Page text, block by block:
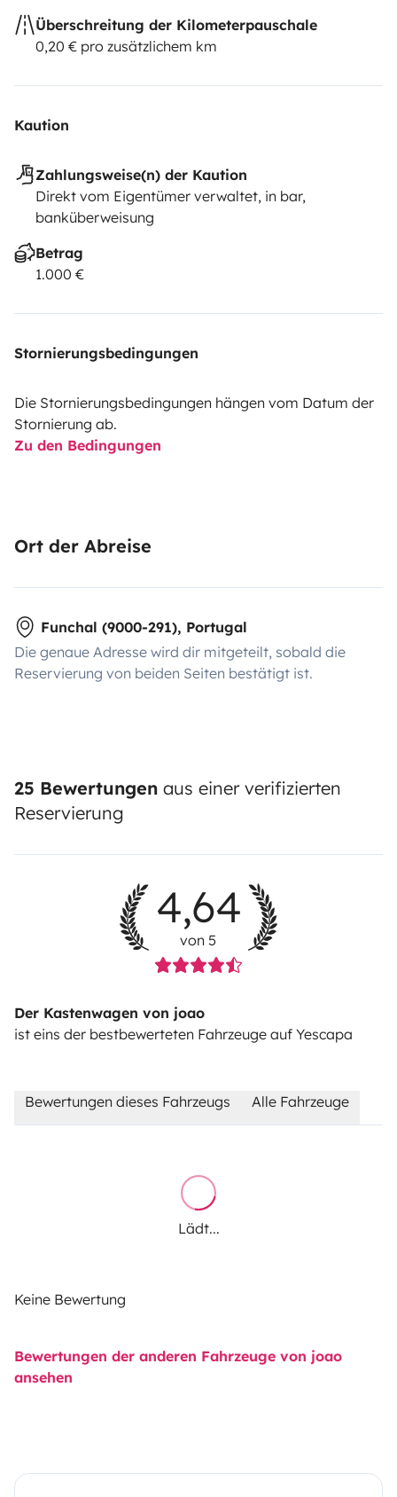
Überschreitung der Kilometerpauschale
0,20 € pro zusätzlichem km
Kaution
Zahlungsweise(n) der Kaution
Direkt vom Eigentümer verwaltet, in bar,
banküberweisung
Betrag
1.000 €
Stornierungsbedingungen
Die Stornierungsbedingungen hängen vom Datum der
Stornierung ab.
Zu den Bedingungen
Ort der Abreise
Funchal (9000-291), Portugal
Die genaue Adresse wird dir mitgeteilt, sobald die
Reservierung von beiden Seiten bestätigt ist.
25 Bewertungen aus einer verifizierten
Reservierung
4,64
von 5
Der Kastenwagen von joao
ist eins der bestbewerteten Fahrzeuge auf Yescapa
Bewertungen dieses Fahrzeugs Alle Fahrzeuge
Lädt...
Keine Bewertung
Bewertungen der anderen Fahrzeuge von joao
ansehen